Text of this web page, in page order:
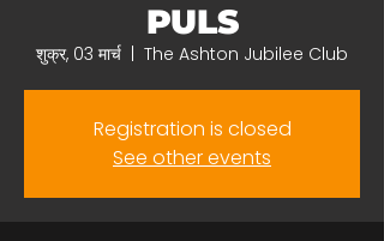
PULS
शुक्र, 03 मार्च The Ashton Jubilee Club
Registration is closed
See other events